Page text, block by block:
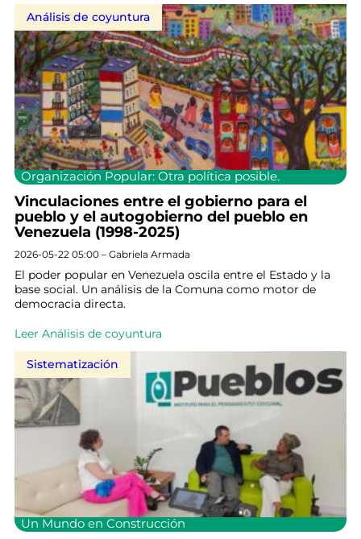
Análisis de coyuntura
Organización Popular: Otra política posible.
Vinculaciones entre el gobierno para el
pueblo y el autogobierno del pueblo en
Venezuela (1998-2025)
2026-05-22 05:00 – Gabriela Armada
El poder popular en Venezuela oscila entre el Estado y la
base social. Un análisis de la Comuna como motor de
democracia directa.
Leer Análisis de coyuntura
Sistematización
Un Mundo en Construcción